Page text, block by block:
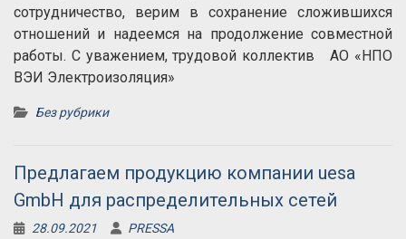
сотрудничество, верим в сохранение сложившихся
отношений и надеемся на продолжение совместной
работы. С уважением, трудовой коллектив АО «НПО
ВЭИ Электроизоляция»
Без рубрики
Предлагаем продукцию компании uesa
GmbH для распределительных сетей
28.09.2021 PRESSA